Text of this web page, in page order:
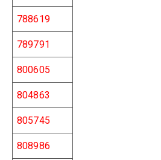
788619
789791
800605
804863
805745
808986